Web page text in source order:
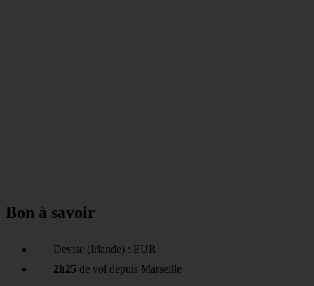
Bon à savoir
Devise (Irlande) : EUR
2h25 de vol depuis Marseille